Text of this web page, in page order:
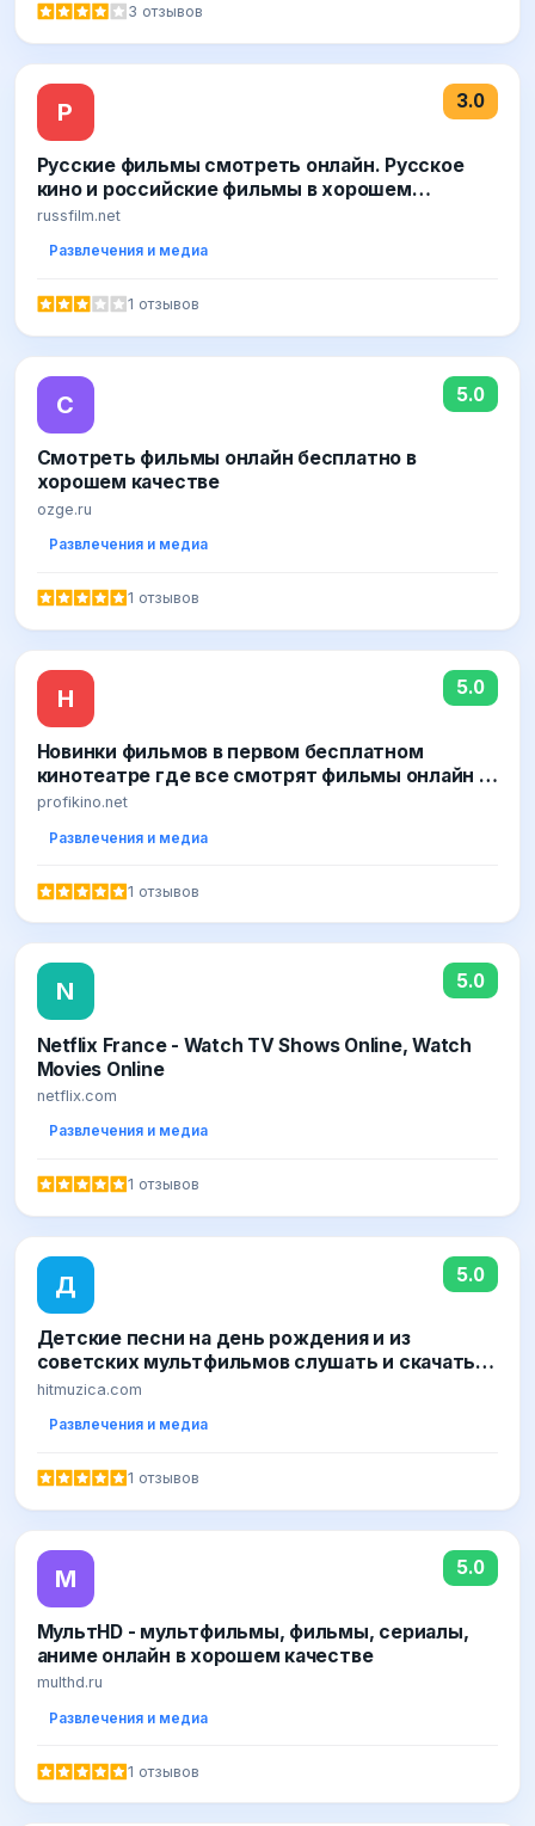
3 отзывов
Р 3.0
Русские фильмы смотреть онлайн. Русское
кино и российские фильмы в хорошем
качестве
russfilm.net
Развлечения и медиа
1 отзывов
С 5.0
Смотреть фильмы онлайн бесплатно в
хорошем качестве
ozge.ru
Развлечения и медиа
1 отзывов
Н 5.0
Новинки фильмов в первом бесплатном
кинотеатре где все смотрят фильмы онлайн —
2020 кино
profikino.net
Развлечения и медиа
1 отзывов
N 5.0
Netflix France - Watch TV Shows Online, Watch
Movies Online
netflix.com
Развлечения и медиа
1 отзывов
Д 5.0
Детские песни на день рождения и из
советских мультфильмов слушать и скачать
бесплатно
hitmuzica.com
Развлечения и медиа
1 отзывов
М 5.0
МультHD - мультфильмы, фильмы, сериалы,
аниме онлайн в хорошем качестве
multhd.ru
Развлечения и медиа
1 отзывов